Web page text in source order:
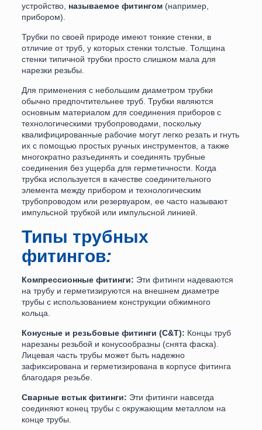
устройство, называемое фитингом(например,
прибором).
Трубки по своей природе имеют тонкие стенки, в
отличие от труб, у которых стенки толстые. Толщина
стенки типичной трубки просто слишком мала для
нарезки резьбы.
Для применения с небольшим диаметром трубки
обычно предпочтительнее труб. Трубки являются
основным материалом для соединения приборов с
технологическими трубопроводами, поскольку
квалифицированные рабочие могут легко резать и гнуть
их с помощью простых ручных инструментов, а также
многократно разъединять и соединять трубные
соединения без ущерба для герметичности. Когда
трубка используется в качестве соединительного
элемента между прибором и технологическим
трубопроводом или резервуаром, ее часто называют
импульсной трубкой или импульсной линией.
Типы трубных
фитингов:
Компрессионные фитинги: Эти фитинги надеваются
на трубу и герметизируются на внешнем диаметре
трубы с использованием конструкции обжимного
кольца.
Конусные и резьбовые фитинги (C&T): Концы труб
нарезаны резьбой и конусообразны (снята фаска).
Лицевая часть трубы может быть надежно
зафиксирована и герметизирована в корпусе фитинга
благодаря резьбе.
Сварные встык фитинги: Эти фитинги навсегда
соединяют конец трубы с окружающим металлом на
конце трубы.